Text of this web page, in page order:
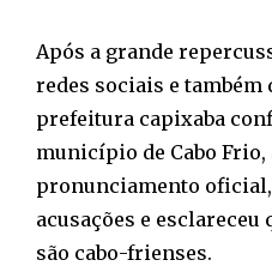
Após a grande
redes sociais e também
prefeitura capixaba
município de Cabo Frio,
pronunciamento
acusações e esclareceu
são cabo-frienses.